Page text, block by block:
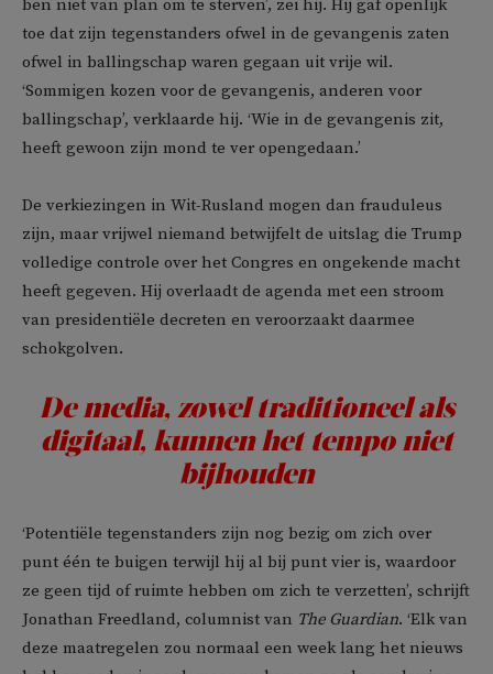
ben niet van plan om te sterven’, zei hij. Hij gaf openlijk
toe dat zijn tegenstanders ofwel in de gevangenis zaten
ofwel in ballingschap waren gegaan uit vrije wil.
‘Sommigen kozen voor de gevangenis, anderen voor
ballingschap’, verklaarde hij. ‘Wie in de gevangenis zit,
heeft gewoon zijn mond te ver opengedaan.’
De verkiezingen in Wit-Rusland mogen dan frauduleus
zijn, maar vrijwel niemand betwijfelt de uitslag die Trump
volledige controle over het Congres en ongekende macht
heeft gegeven. Hij overlaadt de agenda met een stroom
van presidentiële decreten en veroorzaakt daarmee
schokgolven.
De media, zowel traditioneel als
digitaal, kunnen het tempo niet
bijhouden
‘Potentiële tegenstanders zijn nog bezig om zich over
punt één te buigen terwijl hij al bij punt vier is, waardoor
ze geen tijd of ruimte hebben om zich te verzetten’, schrijft
Jonathan Freedland, columnist van The Guardian. ‘Elk van
deze maatregelen zou normaal een week lang het nieuws